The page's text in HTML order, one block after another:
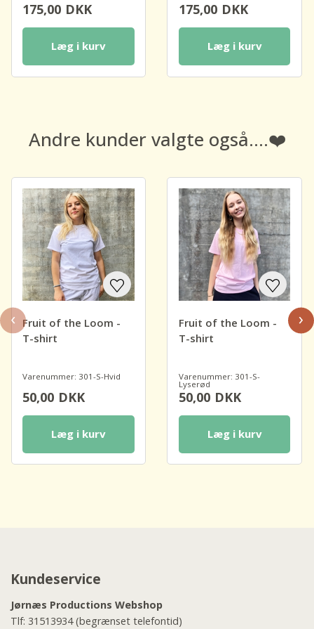
175,00DKK
Læg i kurv
175,00DKK
Læg i kurv
Andre kunder valgte også....❤️
Fruit of the Loom -
T-shirt
Varenummer: 301-S-Hvid
50,00DKK
Læg i kurv
Fruit of the Loom -
T-shirt
Varenummer: 301-S-
Lyserød
50,00DKK
Læg i kurv
‹ ›
Kundeservice
Jørnæs Productions Webshop
Tlf: 31513934(begrænset telefontid)